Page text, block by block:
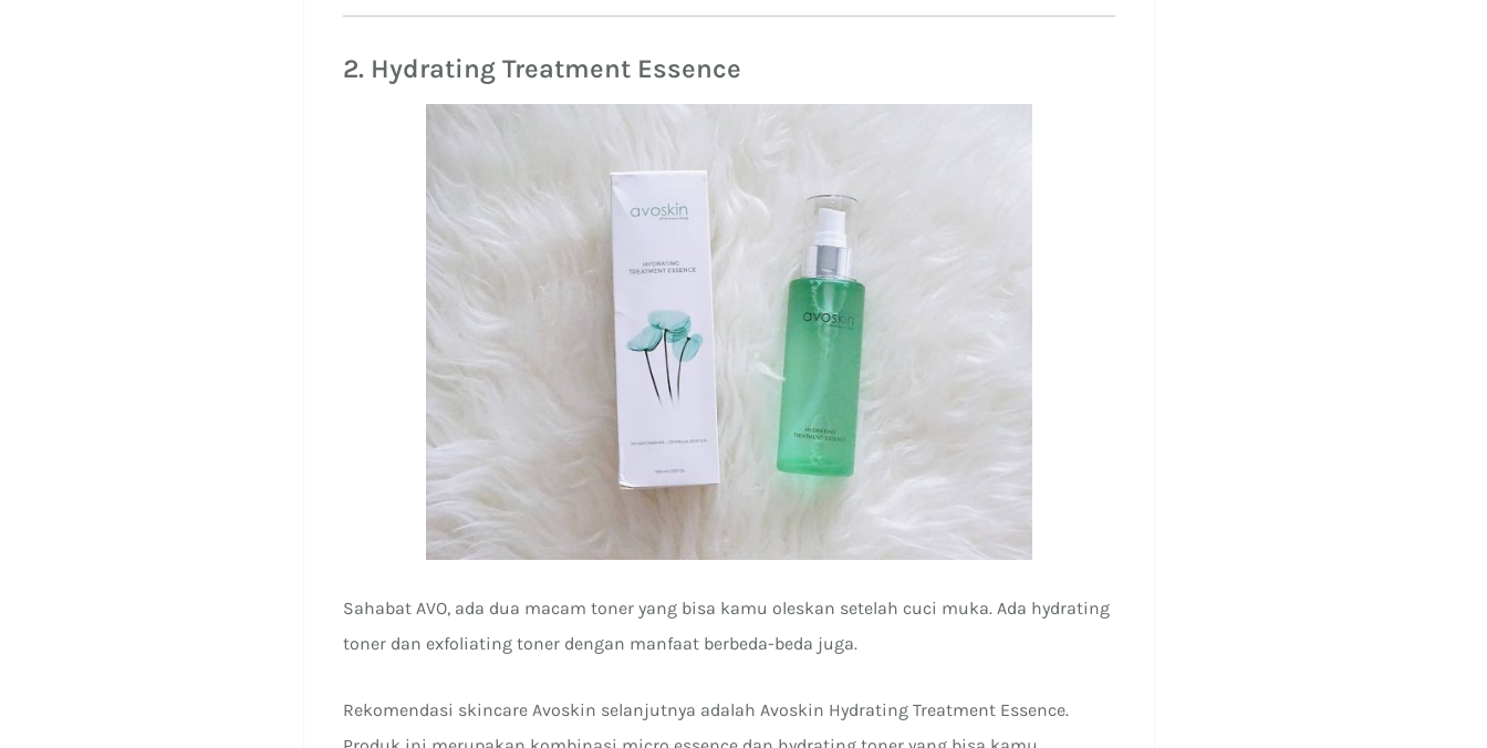
2. Hydrating Treatment Essence
Sahabat AVO, ada dua macam toner yang bisa kamu oleskan setelah cuci muka. Ada hydrating
toner dan exfoliating toner dengan manfaat berbeda-beda juga.
Rekomendasi skincare Avoskin selanjutnya adalah Avoskin Hydrating Treatment Essence.